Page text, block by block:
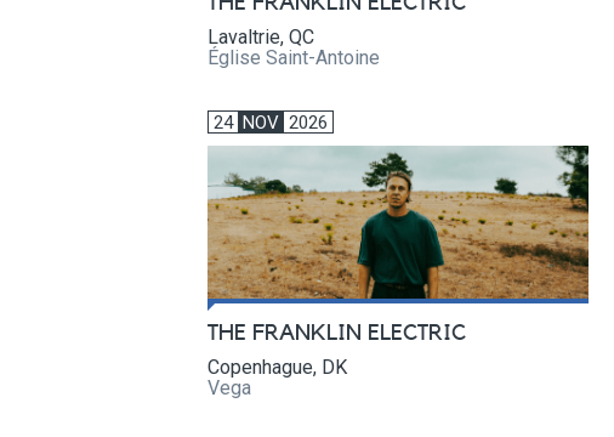
Lavaltrie, QC
Église Saint-Antoine
24 NOV 2026
THE FRANKLIN ELECTRIC
Copenhague, DK
Vega